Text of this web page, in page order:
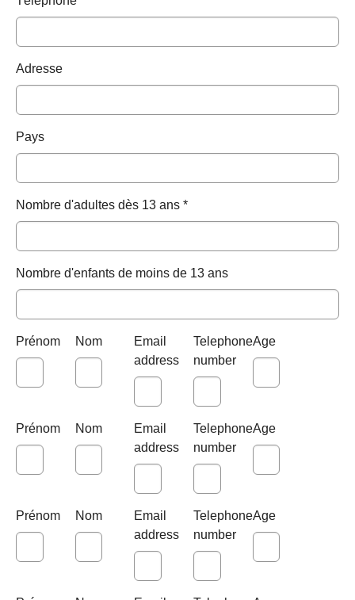
Adresse
Pays
Nombre d'adultes dès 13 ans *
Nombre d'enfants de moins de 13 ans
Prénom Nom
Email
address
Telephone
number
Age
Prénom Nom
Email
address
Telephone
number
Age
Prénom Nom
Email
address
Telephone
number
Age